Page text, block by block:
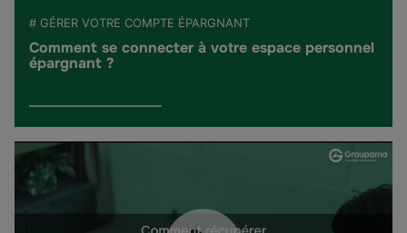
# GÉRER VOTRE COMPTE ÉPARGNANT
Comment se connecter à votre espace personnel
épargnant ?